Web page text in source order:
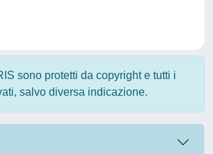
sono protetti da copyright e tutti i
salvo diversa indicazione.